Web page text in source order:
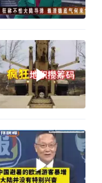
东航：国内客票提前14天免费退改